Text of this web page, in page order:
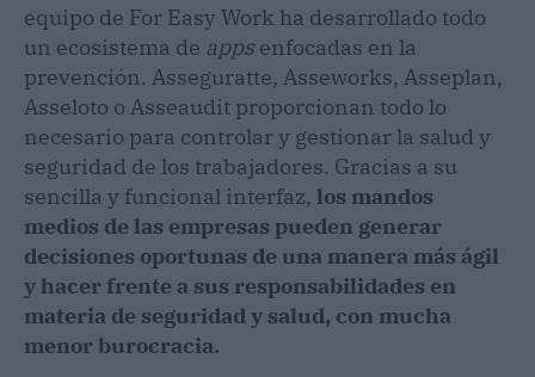
equipo de For Easy Work ha desarrollado todo
un ecosistema de appsenfocadas en la
prevención. Asseguratte, Asseworks, Asseplan,
Asseloto o Asseaudit proporcionan todo lo
necesario para controlar y gestionar la salud y
seguridad de los trabajadores. Gracias a su
sencilla y funcional interfaz, los mandos
medios de las empresas pueden generar
decisiones oportunas de una manera más ágil
y hacer frente a sus responsabilidades en
materia de seguridad y salud, con mucha
menor burocracia.